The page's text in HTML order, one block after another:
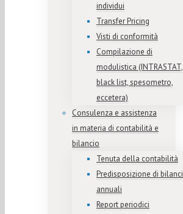
individui
Transfer Pricing
Visti di conformità
Compilazione di
modulistica (INTRASTAT,
black list, spesometro,
eccetera)
Consulenza e assistenza
in materia di contabilità e
bilancio
Tenuta della contabilità
Predisposizione di bilanci
annuali
Report periodici